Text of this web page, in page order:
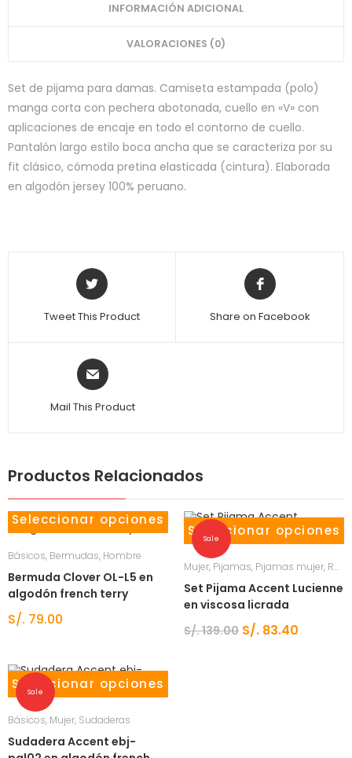
INFORMACIÓN ADICIONAL
VALORACIONES (0)
Set de pijama para damas. Camiseta estampada (polo)
manga corta con pechera abotonada, cuello en «V» con
aplicaciones de encaje en todo el contorno de cuello.
Pantalón largo estilo boca ancha que se caracteriza por su
fit clásico, cómoda pretina elasticada (cintura). Elaborada
en algodón jersey 100% peruano.
Tweet This Product Share on Facebook
Mail This Product
Productos Relacionados
Seleccionar opciones
Básicos, Bermudas, Hombre
Bermuda Clover OL-L5 en
algodón french terry
S/. 79.00
Sale
Seleccionar opciones
Mujer, Pijamas, Pijamas mujer, Ropa de dormir
Set Pijama Accent Lucienne
en viscosa licrada
S/.139.00 S/. 83.40
Sale
Seleccionar opciones
Básicos, Mujer, Sudaderas
Sudadera Accent ebj-